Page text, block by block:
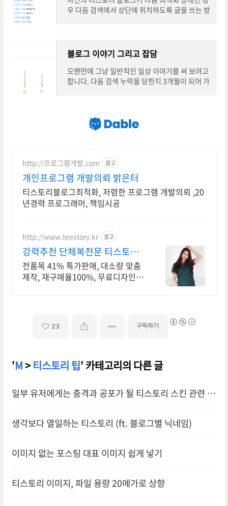
우 다음 검색에서 상단에 위치하도록 글을 쓰는 방
블로그 이야기 그리고 잡담
오랜만에 그냥 일반적인 일상 이야기를 써 보려고
합니다. 다음 검색 누락을 당한지 3개월이 되어 가
http://프로그램개발.com 광고
개인프로그램 개발의뢰 밝은터
티스토리블로그최적화, 저렴한 프로그램 개발의뢰 ,20
년경력 프로그래머, 책임시공
http://www.teestory.kr 광고
강력추천 단체복전문 티스토리
전품목 41% 특가세일
전품목 41% 특가판매, 대소량 맞춤
제작, 재구매율100%, 무료디자인,
23 구독하기
'M>티스토리 팁' 카테고리의 다른 글
일부 유저에게는 충격과 공포가 될 티스토리 스킨 관련 공
생각보다 열일하는 티스토리 (ft. 블로그별 닉네임)
이미지 없는 포스팅 대표 이미지 쉽게 넣기
티스토리 이미지, 파일 용량 20메가로 상향